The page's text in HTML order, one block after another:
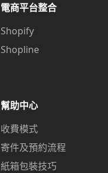
電商平台整合
Shopify
Shopline
幫助中心
收費模式
寄件及預約流程
紙箱包裝技巧